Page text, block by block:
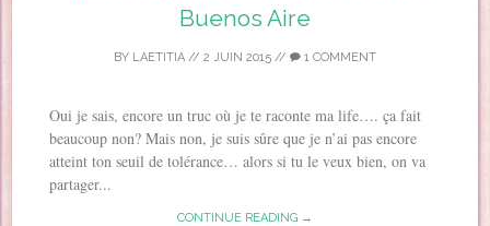
Buenos Aire
BY LAETITIA // 2 JUIN 2015 // 1 COMMENT
Oui je sais, encore un truc où je te raconte ma life…. ça fait
beaucoup non? Mais non, je suis sûre que je n’ai pas encore
atteint ton seuil de tolérance… alors si tu le veux bien, on va
partager...
CONTINUE READING →